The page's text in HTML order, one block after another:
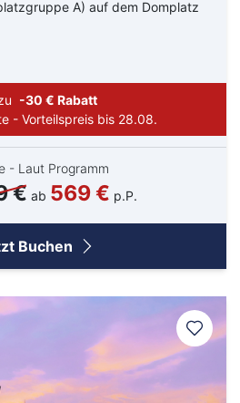
A) auf dem Domplatz
-30 € Rabatt
- Vorteilspreis bis 28.08.
- Laut Programm
€ ab 569 € p.P.
Buchen